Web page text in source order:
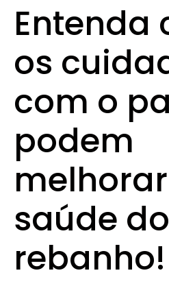
Entenda
os
com o
podem
saúde
rebanho!